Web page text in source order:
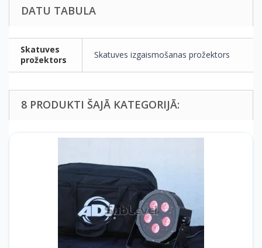
DATU TABULA
Skatuves
prožektors
Skatuves izgaismošanas prožektors
8 PRODUKTI ŠAJĀ KATEGORIJĀ: